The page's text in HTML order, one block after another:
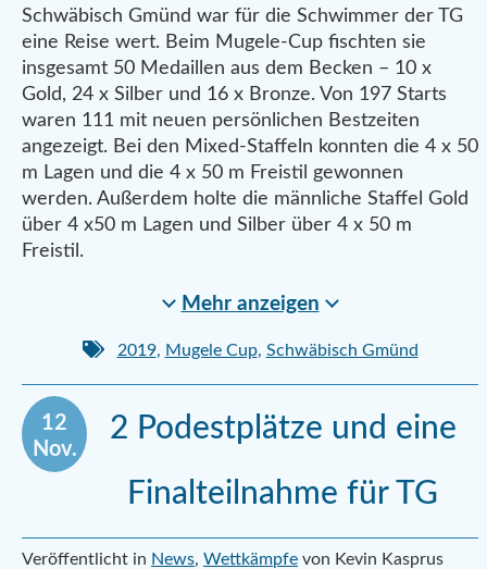
Schwäbisch Gmünd war für die Schwimmer der TG
eine Reise wert. Beim Mugele-Cup fischten sie
insgesamt 50 Medaillen aus dem Becken – 10 x
Gold, 24 x Silber und 16 x Bronze. Von 197 Starts
waren 111 mit neuen persönlichen Bestzeiten
angezeigt. Bei den Mixed-Staffeln konnten die 4 x 50
m Lagen und die 4 x 50 m Freistil gewonnen
werden. Außerdem holte die männliche Staffel Gold
über 4 x50 m Lagen und Silber über 4 x 50 m
Freistil.
Mehr anzeigen
2019, Mugele Cup, Schwäbisch Gmünd
12
Nov.
2 Podestplätze und eine
Finalteilnahme für TG
Veröffentlicht in News, Wettkämpfe von Kevin Kasprus